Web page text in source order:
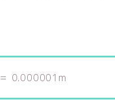
0.000001m